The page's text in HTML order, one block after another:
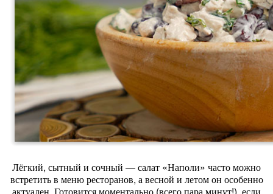
Лёгкий, сытный и сочный — салат «Наполи» часто можно
встретить в меню ресторанов, а весной и летом он особенно